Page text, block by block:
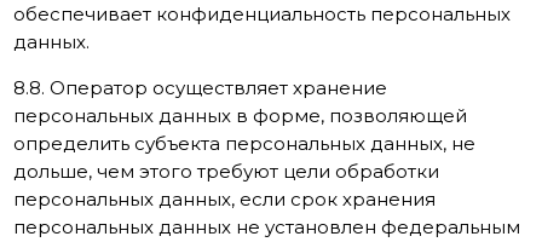
обеспечивает конфиденциальность персональных
данных.
8.8. Оператор осуществляет хранение
персональных данных в форме, позволяющей
определить субъекта персональных данных, не
дольше, чем этого требуют цели обработки
персональных данных, если срок хранения
персональных данных не установлен федеральным